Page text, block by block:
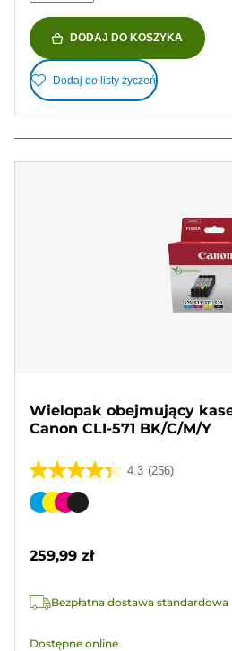
DODAJ DO KOSZYKA
Dodaj do listy życzeń
Wielopak obejmujący
Canon CLI-571 BK/C/M/Y
4.3 (256)
4.3
na
256
Wkład
259,99 zł
Bezpłatna dostawa standardowa
Dostępne online